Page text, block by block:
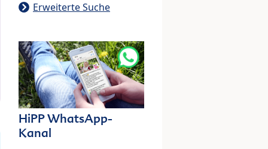
Erweiterte Suche
HiPP WhatsApp-
Kanal